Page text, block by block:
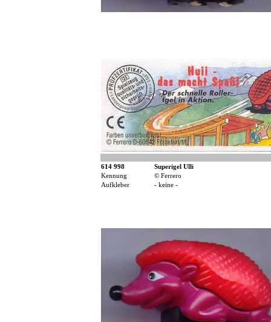
614 998
Superigel Ulli
Kennung
© Ferrero
Aufkleber
- keine -